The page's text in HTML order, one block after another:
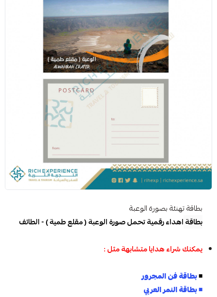
بطاقة تهنئة بصورة الوعبة
بطاقةاهداء رقمية تحمل صورة الوعبة ( مقلع طمية ) - الطائف
يمكنك شراء هدايا متشابهة مثل :
◾بطاقة فن المجرور
◾بطاقة النمر العربي